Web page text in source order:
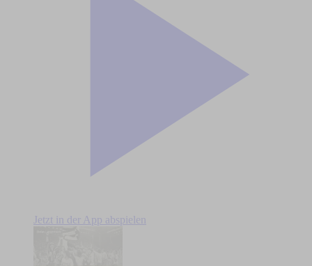
Jetzt in der App abspielen